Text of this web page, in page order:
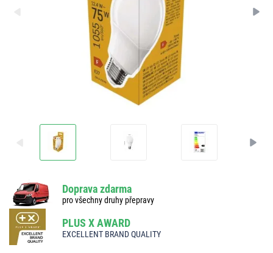
Doprava zdarma
pro všechny druhy přepravy
PLUS X AWARD
EXCELLENT BRAND QUALITY